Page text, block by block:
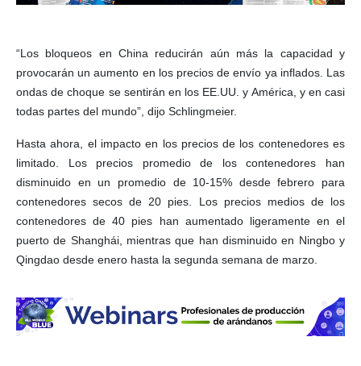
“Los bloqueos en China reducirán aún más la capacidad y
provocarán un aumento en los precios de envío ya inflados. Las
ondas de choque se sentirán en los EE.UU. y América, y en casi
todas partes del mundo”, dijo Schlingmeier.
Hasta ahora, el impacto en los precios de los contenedores es
limitado. Los precios promedio de los contenedores han
disminuido en un promedio de 10-15% desde febrero para
contenedores secos de 20 pies. Los precios medios de los
contenedores de 40 pies han aumentado ligeramente en el
puerto de Shanghái, mientras que han disminuido en Ningbo y
Qingdao desde enero hasta la segunda semana de marzo.